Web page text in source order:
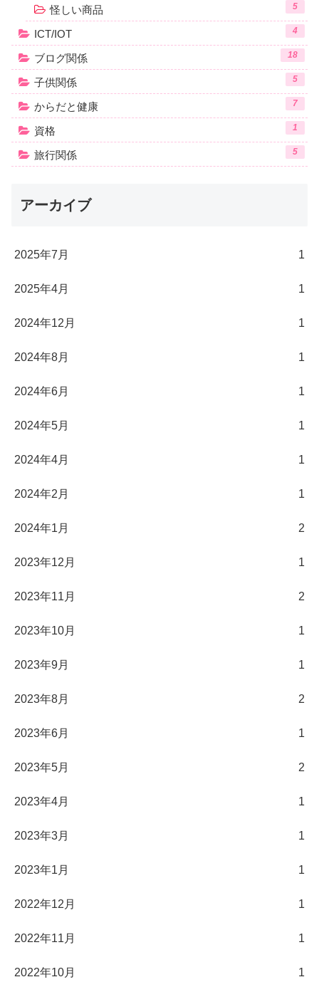
怪しい商品 5
ICT/IOT 4
ブログ関係 18
子供関係 5
からだと健康 7
資格 1
旅行関係 5
アーカイブ
2025年7月 1
2025年4月 1
2024年12月 1
2024年8月 1
2024年6月 1
2024年5月 1
2024年4月 1
2024年2月 1
2024年1月 2
2023年12月 1
2023年11月 2
2023年10月 1
2023年9月 1
2023年8月 2
2023年6月 1
2023年5月 2
2023年4月 1
2023年3月 1
2023年1月 1
2022年12月 1
2022年11月 1
2022年10月 1